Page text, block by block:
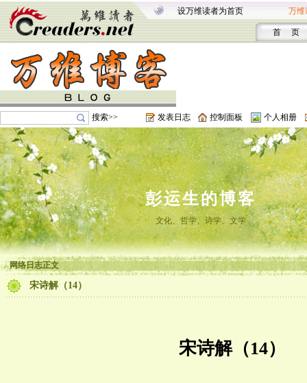
设万维读者为首页 万维
首 页
搜索>> 发表日志 控制面板 个人相册
彭运生的博客
文化、哲学、诗学、文学
网络日志正文
宋诗解（14）
宋诗解（14）